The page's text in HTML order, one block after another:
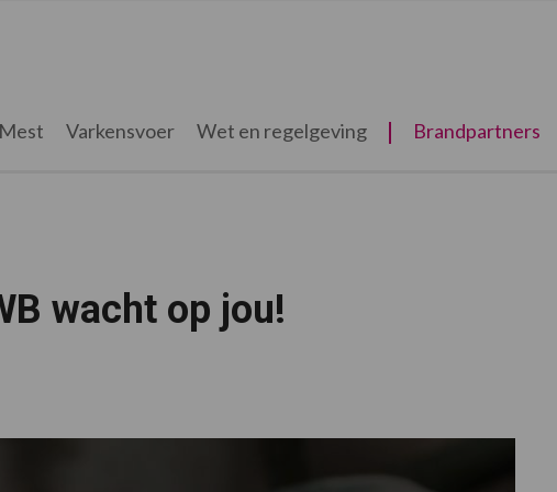
Mest Varkensvoer Wet en regelgeving Brandpartners
wacht op jou!